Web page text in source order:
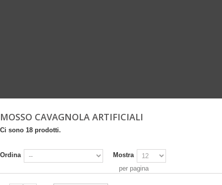
MOSSO CAVAGNOLA ARTIFICIALI
Ci sono 18 prodotti.
Ordina
Mostra
per pagina